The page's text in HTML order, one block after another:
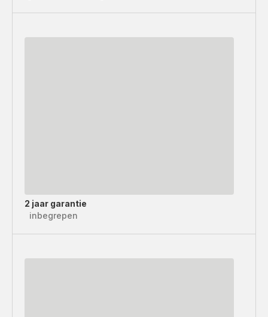
2 jaar garantie
inbegrepen